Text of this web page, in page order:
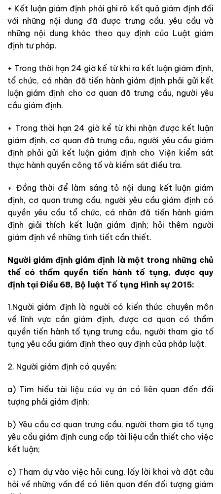
+ Kết luận giám định phải ghi rõ kết quả giám định đối
với những nội dung đã được trưng cầu, yêu cầu và
những nội dung khác theo quy định của Luật giám
định tư pháp.
+ Trong thời hạn 24 giờ kể từ khi ra kết luận giám định,
tổ chức, cá nhân đã tiến hành giám định phải gửi kết
luận giám định cho cơ quan đã trưng cầu, người yêu
cầu giám định.
+ Trong thời hạn 24 giờ kể từ khi nhận được kết luận
giám định, cơ quan đã trưng cầu, người yêu cầu giám
định phải gửi kết luận giám định cho Viện kiểm sát
thực hành quyền công tố và kiểm sát điều tra.
+ Đồng thời để làm sáng tỏ nội dung kết luận giám
định, cơ quan trưng cầu, người yêu cầu giám định có
quyền yêu cầu tổ chức, cá nhân đã tiến hành giám
định giải thích kết luận giám định; hỏi thêm người
giám định về những tình tiết cần thiết.
Người giám định giám định là một trong những chủ
thể có thẩm quyền tiến hành tố tụng, được quy
định tại Điều 68, Bộ luật Tố tụng Hình sự 2015:
1.Người giám định là người có kiến thức chuyên môn
về lĩnh vực cần giám định, được cơ quan có thẩm
quyền tiến hành tố tụng trưng cầu, người tham gia tố
tụng yêu cầu giám định theo quy định của pháp luật.
2. Người giám định có quyền:
a) Tìm hiểu tài liệu của vụ án có liên quan đến đối
tượng phải giám định;
b) Yêu cầu cơ quan trưng cầu, người tham gia tố tụng
yêu cầu giám định cung cấp tài liệu cần thiết cho việc
kết luận;
c) Tham dự vào việc hỏi cung, lấy lời khai và đặt câu
hỏi về những vấn đề có liên quan đến đối tượng giám